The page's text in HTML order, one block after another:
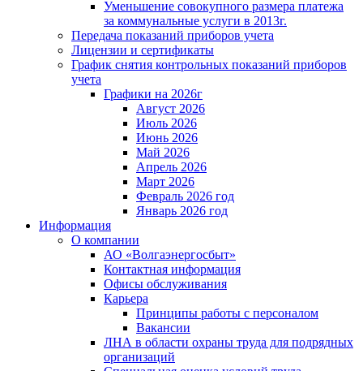
Уменьшение совокупного размера платежа
за коммунальные услуги в 2013г.
Передача показаний приборов учета
Лицензии и сертификаты
График снятия контрольных показаний приборов
учета
Графики на 2026г
Август 2026
Июль 2026
Июнь 2026
Май 2026
Апрель 2026
Март 2026
Февраль 2026 год
Январь 2026 год
Информация
О компании
АО «Волгаэнергосбыт»
Контактная информация
Офисы обслуживания
Карьера
Принципы работы с персоналом
Вакансии
ЛНА в области охраны труда для подрядных
организаций